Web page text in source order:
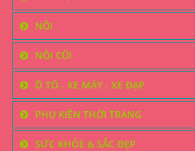
NÔI
NÔI CŨI
Ô TÔ - XE MÁY - XE ĐẠP
PHỤ KIỆN THỜI TRANG
SỨC KHỎE & SẮC ĐẸP